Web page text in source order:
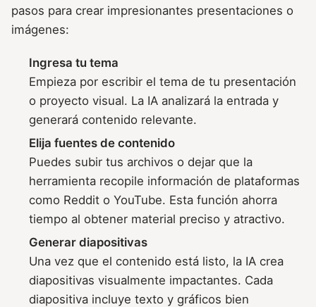
pasos para crear impresionantes presentaciones o
imágenes:
Ingresa tu tema
Empieza por escribir el tema de tu presentación
o proyecto visual. La IA analizará la entrada y
generará contenido relevante.
Elija fuentes de contenido
Puedes subir tus archivos o dejar que la
herramienta recopile información de plataformas
como Reddit o YouTube. Esta función ahorra
tiempo al obtener material preciso y atractivo.
Generar diapositivas
Una vez que el contenido está listo, la IA crea
diapositivas visualmente impactantes. Cada
diapositiva incluye texto y gráficos bien